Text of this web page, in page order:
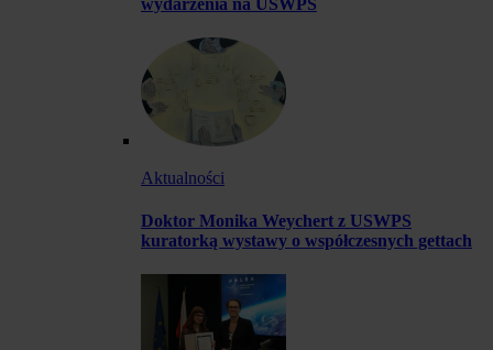
Aktualności
Doktor Monika Weychert z USWPS
kuratorką wystawy o współczesnych gettach